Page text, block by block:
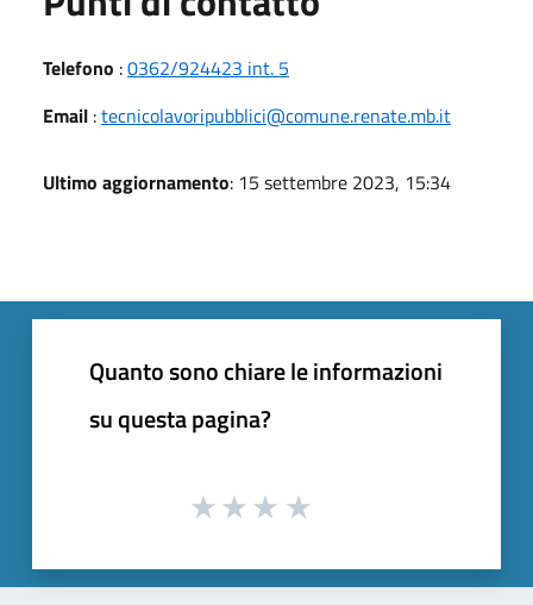
Telefono :0362/924423 int. 5
Email :tecnicolavoripubblici@comune.renate.mb.it
Ultimo aggiornamento: 15 settembre 2023, 15:34
Quanto sono chiare le informazioni
su questa pagina?